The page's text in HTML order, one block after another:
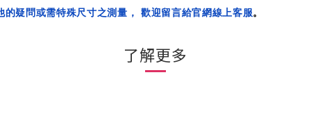
疑問或需特殊尺寸之測量， 歡迎留言給官網線上客服。
了解更多